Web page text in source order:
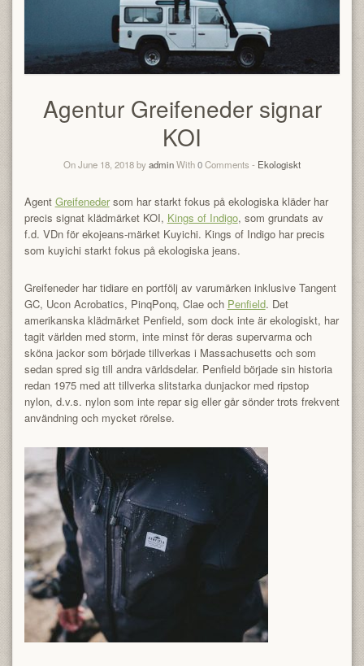
Agentur Greifeneder signar
KOI
On June 18, 2018 byadminWith0Comments - Ekologiskt
Agent Greifenedersom har starkt fokus på ekologiska kläder har
precis signat klädmärket KOI, Kings of Indigo, som grundats av
f.d. VDn för ekojeans-märket Kuyichi. Kings of Indigo har precis
som kuyichi starkt fokus på ekologiska jeans.
Greifeneder har tidiare en portfölj av varumärken inklusive Tangent
GC, Ucon Acrobatics, PinqPonq, Clae och Penfield. Det
amerikanska klädmärket Penfield, som dock inte är ekologiskt, har
tagit världen med storm, inte minst för deras supervarma och
sköna jackor som började tillverkas i Massachusetts och som
sedan spred sig till andra världsdelar. Penfield började sin historia
redan 1975 med att tillverka slitstarka dunjackor med ripstop
nylon, d.v.s. nylon som inte repar sig eller går sönder trots frekvent
användning och mycket rörelse.